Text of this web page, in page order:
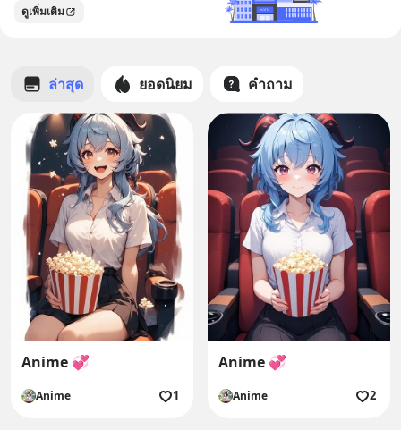
ดูเพิ่มเติม
ล่าสุด ยอดนิยม คำถาม
Anime 💞
Anime 1
Anime 💞
Anime 2